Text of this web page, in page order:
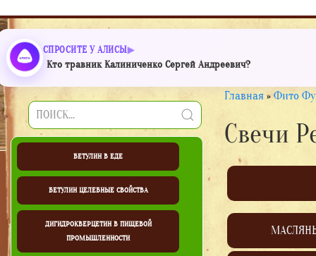
СПРОСИТЕ У АЛИСЫ
Кто травник Калиниченко Сергей Андреевич?
БЕТУЛИН В ЕДЕ
БЕТУЛИН ЦЕЛЕБНЫЕ СВОЙСТВА
ДИГИДРОКВЕРЦЕТИН В ПИЩЕВОЙ
ПРОМЫШЛЕННОСТИ
Главная » Фито
Свечи